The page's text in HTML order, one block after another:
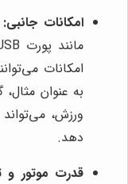
امکانات جانبی:
امکانات
به عنوان
ورزش، می‌تواند
دهد.
قدرت موتور